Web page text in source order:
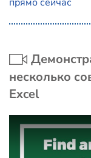
прямо сейчас
несколько
Excel